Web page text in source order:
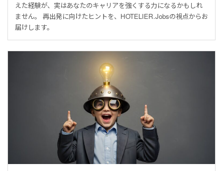
えた経験が、実はあなたのキャリアを強くする力になるかもしれ
ません。 再出発に向けたヒントを、HOTELIER.Jobsの視点からお
届けします。